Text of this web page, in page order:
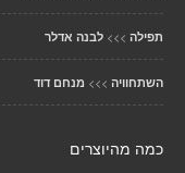
תפילה >>> לבנה אדלר
השתחוויה >>> מנחם דוד
כמה מהיוצרים